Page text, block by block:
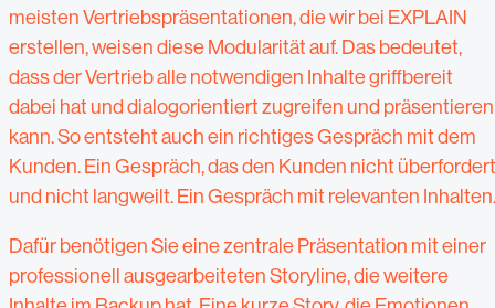
meisten Vertriebspräsentationen, die wir bei EXPLAIN
erstellen, weisen diese Modularität auf. Das bedeutet,
dass der Vertrieb alle notwendigen Inhalte griffbereit
dabei hat und dialogorientiert zugreifen und präsentieren
kann. So entsteht auch ein richtiges Gespräch mit dem
Kunden. Ein Gespräch, das den Kunden nicht überfordert
und nicht langweilt. Ein Gespräch mit relevanten Inhalten.
Dafür benötigen Sie eine zentrale Präsentation mit einer
professionell ausgearbeiteten Storyline, die weitere